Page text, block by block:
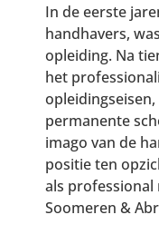
In de eerste
handhavers,
opleiding. Na
het
permanente
imago van de
positie ten
als professional
Soomeren &